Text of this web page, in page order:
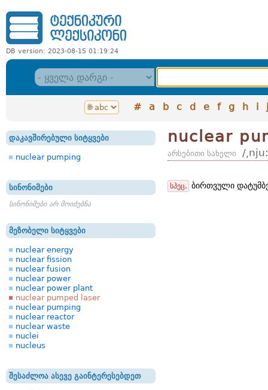
DB version: 2023-08-15 01:19:24
# a b c d e f g h i j
დაკავშირებული სიტყვები
nuclear pumping
სინონიმები
სინონიმები არ მოიძებნა
მეზობელი სიტყვები
nuclear energy
nuclear fission
nuclear fusion
nuclear power
nuclear power plant
nuclear pumped laser
nuclear pumping
nuclear reactor
nuclear waste
nuclei
nucleus
შესაძლოა ასევე გაინტერესებდეთ
nuclear
არსებითი სახელი /
სპეც. ბირთვული